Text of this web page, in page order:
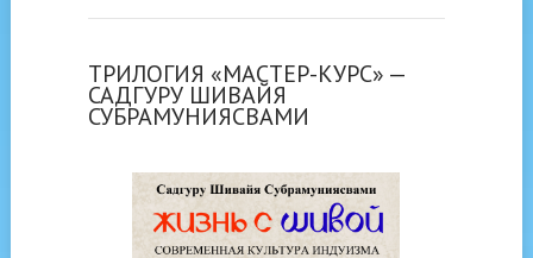
ТРИЛОГИЯ «МАСТЕР-КУРС» —
САДГУРУ ШИВАЙЯ
СУБРАМУНИЯСВАМИ